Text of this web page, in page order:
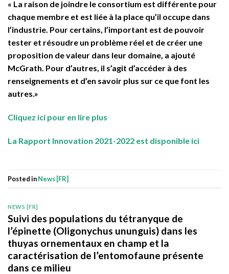
« La raison de joindre le consortium est différente pour
chaque membre et est liée à la place qu’il occupe dans
l’industrie. Pour certains, l’important est de pouvoir
tester et résoudre un problème réel et de créer une
proposition de valeur dans leur domaine, a ajouté
McGrath. Pour d’autres, il s’agit d’accéder à des
renseignements et d’en savoir plus sur ce que font les
autres.»
Cliquez ici pour en lire plus
La Rapport Innovation 2021-2022 est disponible ici
Posted inNews [FR]
NEWS [FR]
Suivi des populations du tétranyque de
l’épinette (Oligonychus ununguis) dans les
thuyas ornementaux en champ et la
caractérisation de l’entomofaune présente
dans ce milieu